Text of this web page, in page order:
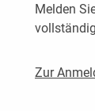
Melden
Zur